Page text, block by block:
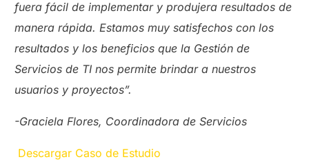
fuera fácil de implementar y produjera resultados de
manera rápida. Estamos muy satisfechos con los
resultados y los beneficios que la Gestión de
Servicios de TI nos permite brindar a nuestros
usuarios y proyectos”.
-Graciela Flores, Coordinadora de Servicios
Descargar Caso de Estudio